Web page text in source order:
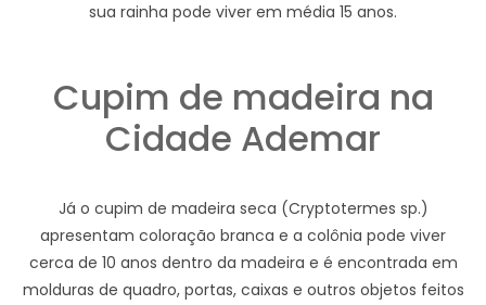
sua rainha pode viver em média 15 anos.
Cupim de madeira na
Cidade Ademar
Já o cupim de madeira seca (Cryptotermes sp.)
apresentam coloração branca e a colônia pode viver
cerca de 10 anos dentro da madeira e é encontrada em
molduras de quadro, portas, caixas e outros objetos feitos